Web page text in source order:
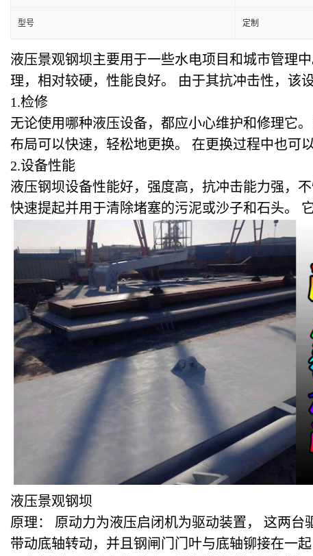
型号 定制
液压景观钢坝主要用于一些水电项目和城市管理
理，相对较硬，性能良好。 由于其抗冲击性，该
1.检修
无论使用哪种液压设备，都应小心维护和修理它
布局可以快速，轻松地更换。 在更换过程中也可以
2.设备性能
液压钢坝设备性能好，强度高，抗冲击能力强，
快速提起并用于清除堵塞的污泥或沙子和石头。
液压景观钢坝
原理： 原动力为液压启闭机为驱动装置， 这两
带动底轴转动，并且钢闸门门叶与底轴铆接在一